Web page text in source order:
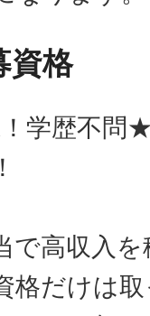
資格
学歴不問
で高収入
格だけは